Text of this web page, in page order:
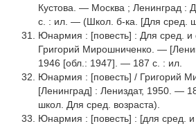
Кустова. — Москва ; Ленинград :
с. : ил. — (Школ. б-ка. [Для сред.
Юнармия : [повесть] : Для сред. и
Григорий Мирошниченко. —
1946 [обл.: 1947]. — 187 с. : ил.
Юнармия : [повесть] / Григорий
[Ленинград] : Лениздат, 1950. —
школ. Для сред. возраста).
Юнармия : [повесть] : [для сред. и